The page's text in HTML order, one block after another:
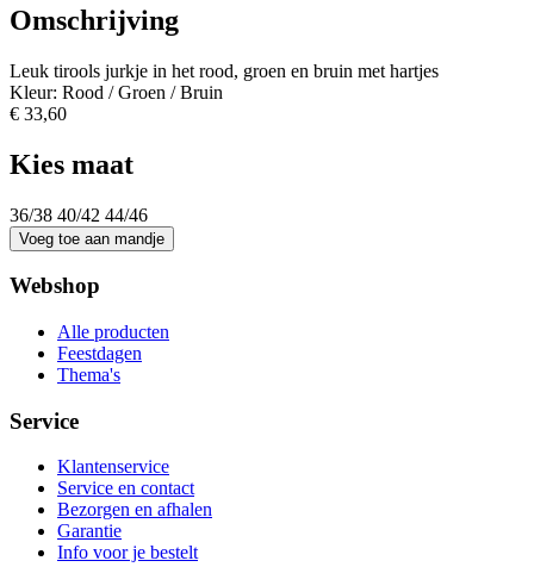
Omschrijving
Leuk tirools jurkje in het rood, groen en bruin met hartjes
Kleur: Rood / Groen / Bruin
€ 33,60
Kies maat
36/38 40/42 44/46
Webshop
Alle producten
Feestdagen
Thema's
Service
Klantenservice
Service en contact
Bezorgen en afhalen
Garantie
Info voor je bestelt